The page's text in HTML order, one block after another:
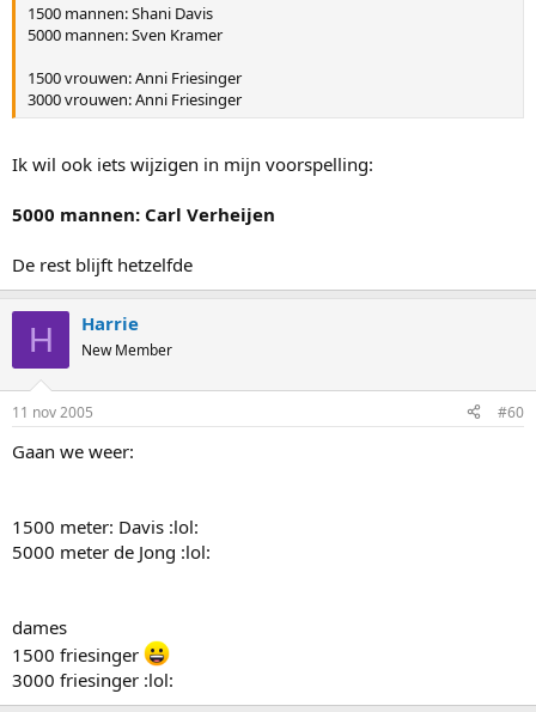
1500 mannen: Shani Davis
5000 mannen: Sven Kramer
1500 vrouwen: Anni Friesinger
3000 vrouwen: Anni Friesinger
Ik wil ook iets wijzigen in mijn voorspelling:
5000 mannen: Carl Verheijen
De rest blijft hetzelfde
H Harrie
New Member
11 nov 2005 #60
Gaan we weer:
1500 meter: Davis :lol:
5000 meter de Jong :lol:
dames
1500 friesinger
3000 friesinger :lol: